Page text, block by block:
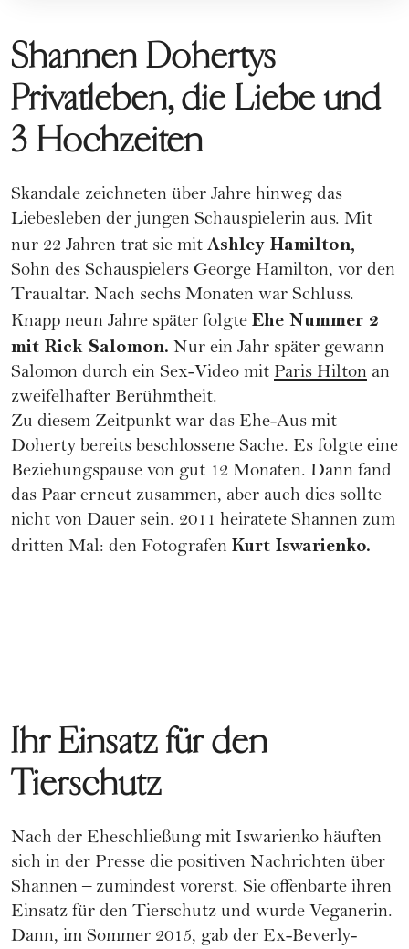
Shannen Dohertys
Privatleben, die Liebe und
3 Hochzeiten
Skandale zeichneten über Jahre hinweg das
Liebesleben der jungen Schauspielerin aus. Mit
nur 22 Jahren trat sie mit Ashley Hamilton,
Sohn des Schauspielers George Hamilton, vor den
Traualtar. Nach sechs Monaten war Schluss.
Knapp neun Jahre später folgte Ehe Nummer 2
mit Rick Salomon. Nur ein Jahr später gewann
Salomon durch ein Sex-Video mit Paris Hilton an
zweifelhafter Berühmtheit.
Zu diesem Zeitpunkt war das Ehe-Aus mit
Doherty bereits beschlossene Sache. Es folgte eine
Beziehungspause von gut 12 Monaten. Dann fand
das Paar erneut zusammen, aber auch dies sollte
nicht von Dauer sein. 2011 heiratete Shannen zum
dritten Mal: den Fotografen Kurt Iswarienko.
Ihr Einsatz für den
Tierschutz
Nach der Eheschließung mit Iswarienko häuften
sich in der Presse die positiven Nachrichten über
Shannen – zumindest vorerst. Sie offenbarte ihren
Einsatz für den Tierschutz und wurde Veganerin.
Dann, im Sommer 2015, gab der Ex-Beverly-